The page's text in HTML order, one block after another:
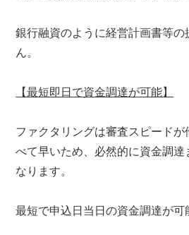
銀行融資のように経営計画書等
ん。
【最短即日で資金調達が可能】
ファクタリングは審査スピード
べて早いため、必然的に資金調達
なります。
最短で申込日当日の資金調達が可